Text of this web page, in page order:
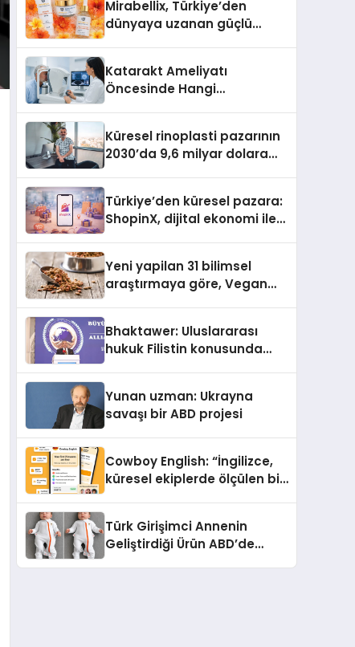
Mirabellix, Türkiye’den
dünyaya uzanan güçlü
Katarakt Ameliyatı
Öncesinde Hangi
Küresel rinoplasti pazarının
2030’da 9,6 milyar dolara
Türkiye’den küresel pazara:
ShopinX, dijital ekonomi ile
Yeni yapilan 31 bilimsel
araştırmaya göre, Vegan
Sindirildiğini Ortaya Koydu
Bhaktawer: Uluslararası
hukuk Filistin konusunda
Yunan uzman: Ukrayna
savaşı bir ABD projesi
Cowboy English: “İngilizce,
küresel ekiplerde ölçülen bir
Türk Girişimci Annenin
Geliştirdiği Ürün ABD’de